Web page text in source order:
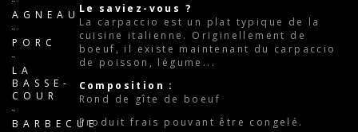
Le saviez-vous ?
La carpaccio est un plat typique de la
cuisine italienne. Originellement de
boeuf, il existe maintenant du carpaccio
de poisson, légume...
Composition :
Rond de gîte de boeuf
Produit frais pouvant être congelé.
AGNEAU
PORC
LA
BASSE-
COUR
BARBECUE